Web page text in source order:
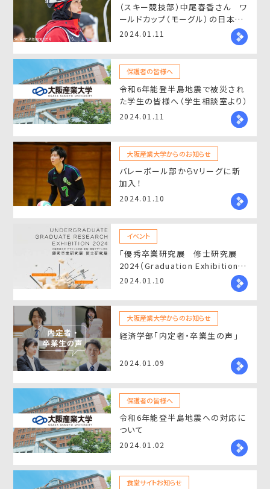
（スキー競技部）中尾春香さん ワ
ールドカップ（モーグル）の日本代
表に選出！
2024.01.11
保護者の皆様へ
令和6年能登半島地震で被災され
た学生の皆様へ（学生相談室より）
2024.01.11
大阪産業大学からのお知らせ
バレーボール部からVリーグに新
加入！
2024.01.10
イベント
「優秀卒業研究展 修士研究展
2024（Graduation Exhibition
2024）」開催のお知らせ
2024.01.10
大阪産業大学からのお知らせ
経済学部「内定者・卒業生の声」
2024.01.09
保護者の皆様へ
令和6年能登半島地震への対応に
ついて
2024.01.02
食堂サイトお知らせ